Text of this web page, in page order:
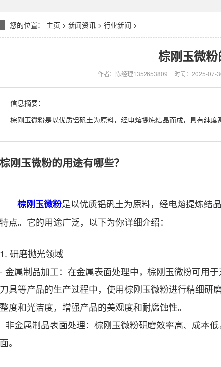
您的位置： 主页 > 新闻资讯 > 行业新闻 >
棕刚玉微
作者：陈经理1352653809 时间：2025-07-
信息摘要：
棕刚玉微粉是以优质铝矾土为原料，经电熔提炼结晶而成，具有纯
棕刚玉微粉的用途有哪些？
棕刚玉微粉是以优质铝矾土为原料，经电熔提炼结
特点。它的用途广泛，以下为你详细介绍：
1. 研磨抛光领域
- 金属制品加工：在金属表面处理中，棕刚玉微粉可用
刀具等产品的生产过程中，使用棕刚玉微粉进行精细研
整度和光洁度，增强产品的美观度和耐腐蚀性。
- 非金属制品表面处理：棕刚玉微粉研磨效率高、成本
面。